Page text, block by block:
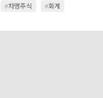
#차명주식 #회계